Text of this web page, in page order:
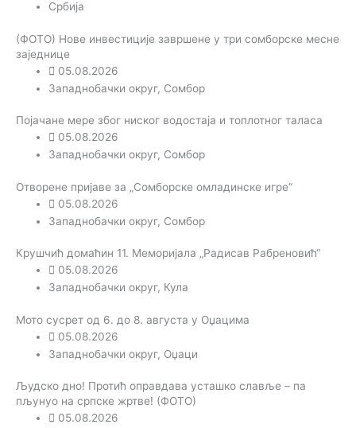
Србија
(ФОТО) Нове инвестиције завршене у три сомборске месне
заједнице
05.08.2026
Западнобачки округ, Сомбор
Појачане мере због ниског водостаја и топлотног таласа
05.08.2026
Западнобачки округ, Сомбор
Отворене пријаве за „Сомборске омладинске игре“
05.08.2026
Западнобачки округ, Сомбор
Крушчић домаћин 11. Меморијала „Радисав Рабреновић“
05.08.2026
Западнобачки округ, Кула
Мото сусрет од 6. до 8. августа у Оџацима
05.08.2026
Западнобачки округ, Оџаци
Људско дно! Протић оправдава усташко славље – па
пљунуо на српске жртве! (ФОТО)
05.08.2026